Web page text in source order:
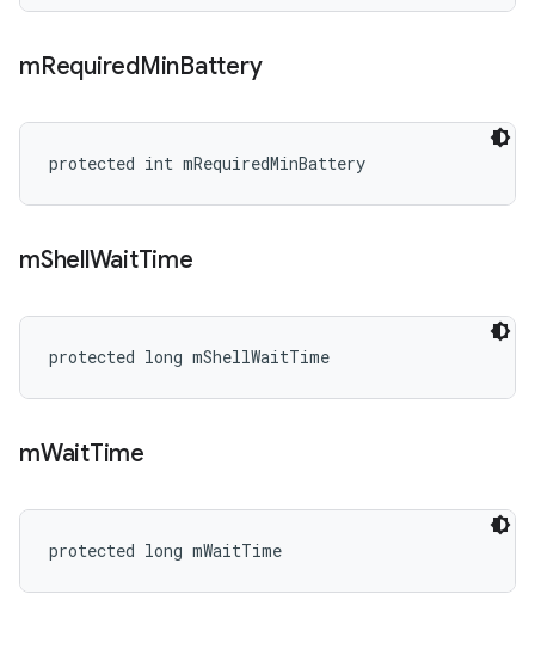
mRequiredMinBattery
protected int mRequiredMinBattery
mShellWaitTime
protected long mShellWaitTime
mWaitTime
protected long mWaitTime